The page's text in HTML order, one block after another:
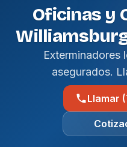
Oficinas y
Exterminadores
asegurados.
Llamar